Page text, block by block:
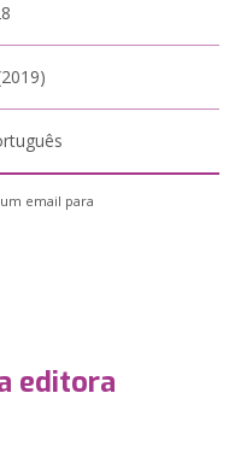
email para
editora